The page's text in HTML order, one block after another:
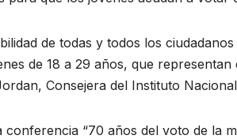
de todas y todos los
de 18 a 29 años, que
Consejera del Instituto
conferencia “70 años del voto de la